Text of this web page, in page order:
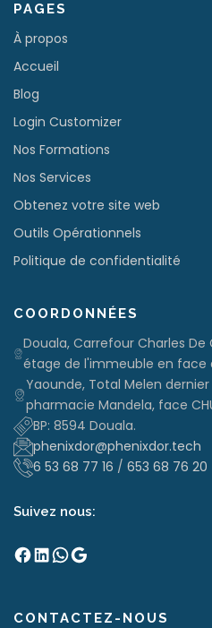
PAGES
À propos
Accueil
Blog
Login Customizer
Nos Formations
Nos Services
Obtenez votre site web
Outils Opérationnels
Politique de confidentialité
COORDONNÉES
Douala, Carrefour Charles
étage de l'immeuble en face
Yaounde, Total Melen
pharmacie Mandela, face
BP: 8594 Douala.
phenixdor@phenixdor.tech
6 53 68 77 16 / 653 68 76 20
Suivez nous:
Facebook LinkedIn WhatsApp Google
CONTACTEZ-NOUS